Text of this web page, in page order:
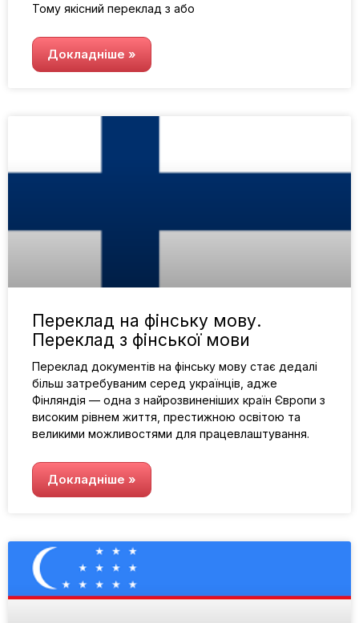
Тому якісний переклад з або
Докладніше »
Переклад на фінську мову.
Переклад з фінської мови
Переклад документів на фінську мову стає дедалі
більш затребуваним серед українців, адже
Фінляндія — одна з найрозвиненіших країн Європи з
високим рівнем життя, престижною освітою та
великими можливостями для працевлаштування.
Докладніше »